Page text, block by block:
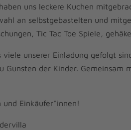
uns leckere Kuchen
an selbstgebastelten und
Tic Tac Toe Spiele,
unserer Einladung gefolgt
Gunsten der Kinder.
und Einkäufer*innen!